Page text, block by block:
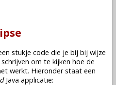
stukje code die je bij bij wijze
om te kijken hoe de
werkt. Hieronder staat een
Java applicatie: